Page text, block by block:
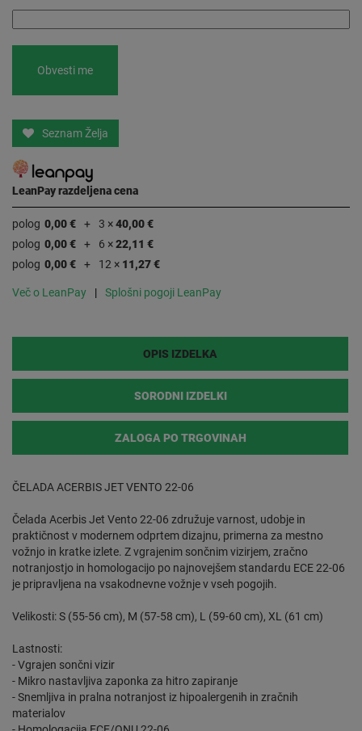
Seznam Želja
LeanPay razdeljena cena
polog 0,00 € 3 ×40,00 €
polog 0,00 € 6 ×22,11 €
polog 0,00 € 12 × 11,27 €
Več o LeanPay Splošni pogoji LeanPay
OPIS IZDELKA
SORODNI IZDELKI
ZALOGA PO TRGOVINAH
ČELADA ACERBIS JET VENTO 22-06
Čelada Acerbis Jet Vento 22-06 združuje varnost, udobje in
praktičnost v modernem odprtem dizajnu, primerna za mestno
vožnjo in kratke izlete. Z vgrajenim sončnim vizirjem, zračno
notranjostjo in homologacijo po najnovejšem standardu ECE 22-06
je pripravljena na vsakodnevne vožnje v vseh pogojih.
Velikosti: S (55-56 cm), M (57-58 cm), L (59-60 cm), XL (61 cm)
Lastnosti:
- Vgrajen sončni vizir
- Mikro nastavljiva zaponka za hitro zapiranje
- Snemljiva in pralna notranjost iz hipoalergenih in zračnih
materialov